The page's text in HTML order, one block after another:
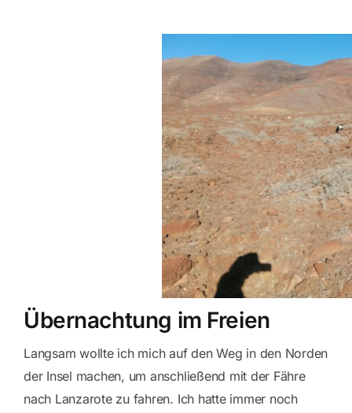
Übernachtung im Freien
Langsam wollte ich mich auf den Weg in den Norden
der Insel machen, um anschließend mit der Fähre
nach Lanzarote zu fahren. Ich hatte immer noch